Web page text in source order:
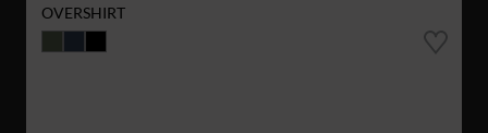
OVERSHIRT